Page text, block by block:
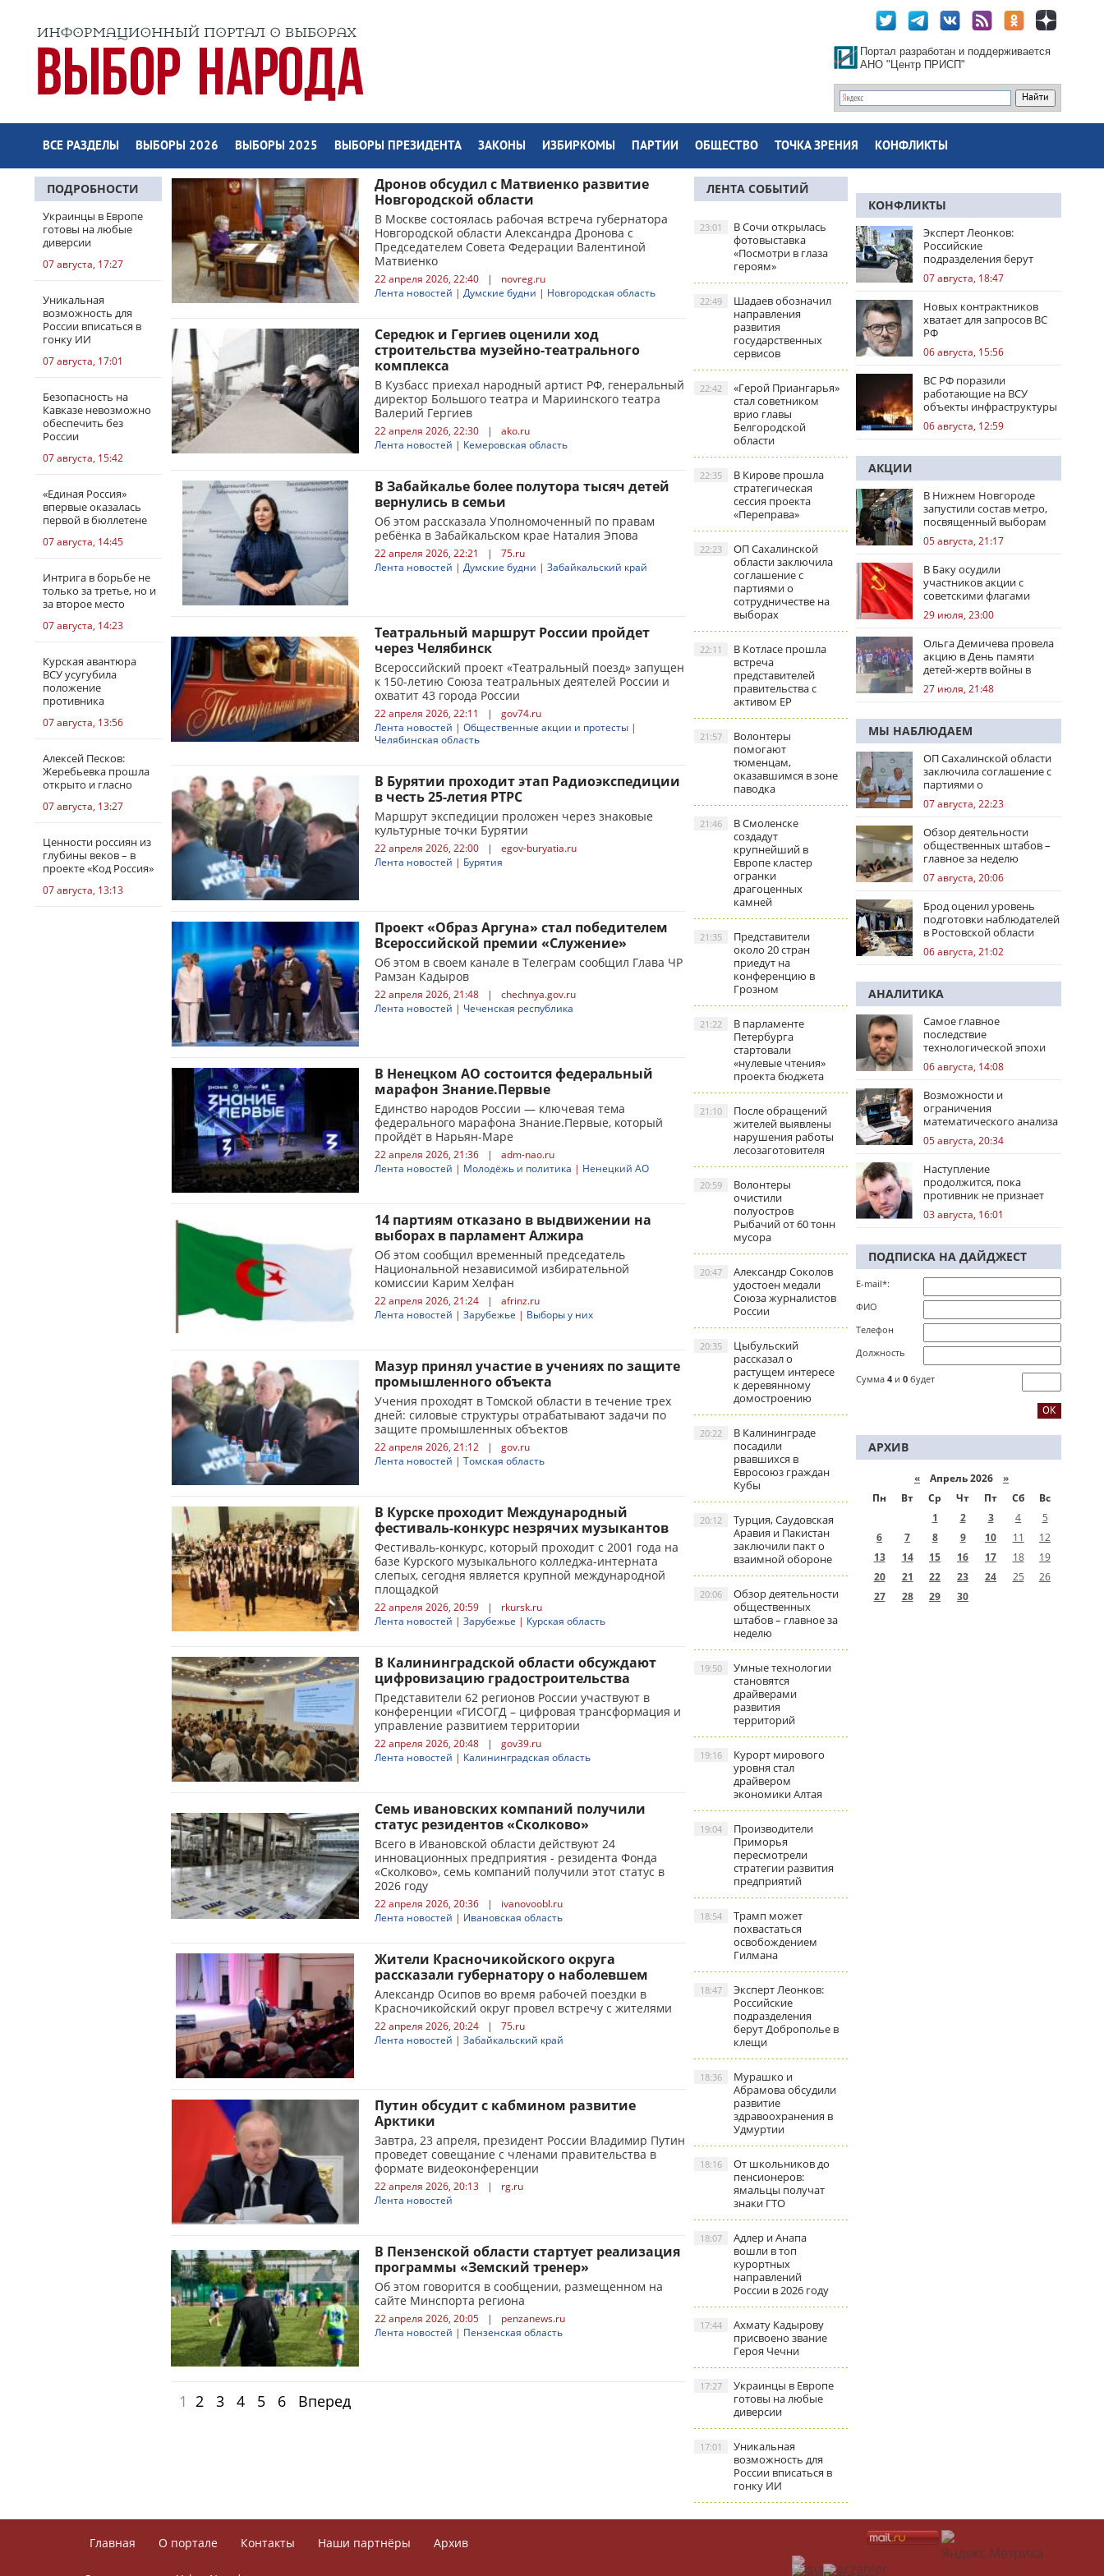
Портал разработан и поддерживается
АНО "Центр ПРИСП"
ВСЕ РАЗДЕЛЫ ВЫБОРЫ 2026 ВЫБОРЫ 2025 ВЫБОРЫ ПРЕЗИДЕНТА ЗАКОНЫ ИЗБИРКОМЫ ПАРТИИ ОБЩЕСТВО ТОЧКА ЗРЕНИЯ КОНФЛИКТЫ
ПОДРОБНОСТИ
Украинцы в Европе
готовы на любые
диверсии
07 августа, 17:27
Уникальная
возможность для
России вписаться в
гонку ИИ
07 августа, 17:01
Безопасность на
Кавказе невозможно
обеспечить без
России
07 августа, 15:42
«Единая Россия»
впервые оказалась
первой в бюллетене
07 августа, 14:45
Интрига в борьбе не
только за третье, но и
за второе место
07 августа, 14:23
Курская авантюра
ВСУ усугубила
положение
противника
07 августа, 13:56
Алексей Песков:
Жеребьевка прошла
открыто и гласно
07 августа, 13:27
Ценности россиян из
глубины веков – в
проекте «Код Россия»
07 августа, 13:13
Дронов обсудил с Матвиенко развитие
Новгородской области
В Москве состоялась рабочая встреча губернатора
Новгородской области Александра Дронова с
Председателем Совета Федерации Валентиной
Матвиенко
22 апреля 2026, 22:40 |
novreg.ru
Лента новостей | Думские будни | Новгородская область
Середюк и Гергиев оценили ход
строительства музейно-театрального
комплекса
В Кузбасс приехал народный артист РФ, генеральный
директор Большого театра и Мариинского театра
Валерий Гергиев
22 апреля 2026, 22:30 |
ako.ru
Лента новостей | Кемеровская область
В Забайкалье более полутора тысяч детей
вернулись в семьи
Об этом рассказала Уполномоченный по правам
ребёнка в Забайкальском крае Наталия Эпова
22 апреля 2026, 22:21 |
75.ru
Лента новостей | Думские будни | Забайкальский край
Театральный маршрут России пройдет
через Челябинск
Всероссийский проект «Театральный поезд» запущен
к 150-летию Союза театральных деятелей России и
охватит 43 города России
22 апреля 2026, 22:11 |
gov74.ru
Лента новостей | Общественные акции и протесты |
Челябинская область
В Бурятии проходит этап Радиоэкспедиции
в честь 25-летия РТРС
Маршрут экспедиции проложен через знаковые
культурные точки Бурятии
22 апреля 2026, 22:00 |
egov-buryatia.ru
Лента новостей | Бурятия
Проект «Образ Аргуна» стал победителем
Всероссийской премии «Служение»
Об этом в своем канале в Телеграм сообщил Глава ЧР
Рамзан Кадыров
22 апреля 2026, 21:48 |
chechnya.gov.ru
Лента новостей | Чеченская республика
В Ненецком АО состоится федеральный
марафон Знание.Первые
Единство народов России — ключевая тема
федерального марафона Знание.Первые, который
пройдёт в Нарьян-Маре
22 апреля 2026, 21:36 |
adm-nao.ru
Лента новостей | Молодёжь и политика | Ненецкий АО
14 партиям отказано в выдвижении на
выборах в парламент Алжира
Об этом сообщил временный председатель
Национальной независимой избирательной
комиссии Карим Хелфан
22 апреля 2026, 21:24 |
afrinz.ru
Лента новостей | Зарубежье | Выборы у них
Мазур принял участие в учениях по защите
промышленного объекта
Учения проходят в Томской области в течение трех
дней: силовые структуры отрабатывают задачи по
защите промышленных объектов
22 апреля 2026, 21:12 |
gov.ru
Лента новостей | Томская область
В Курске проходит Международный
фестиваль-конкурс незрячих музыкантов
Фестиваль-конкурс, который проходит с 2001 года на
базе Курского музыкального колледжа-интерната
слепых, сегодня является крупной международной
площадкой
22 апреля 2026, 20:59 |
rkursk.ru
Лента новостей | Зарубежье | Курская область
В Калининградской области обсуждают
цифровизацию градостроительства
Представители 62 регионов России участвуют в
конференции «ГИСОГД – цифровая трансформация и
управление развитием территории
22 апреля 2026, 20:48 |
gov39.ru
Лента новостей | Калининградская область
Семь ивановских компаний получили
статус резидентов «Сколково»
Всего в Ивановской области действуют 24
инновационных предприятия - резидента Фонда
«Сколково», семь компаний получили этот статус в
2026 году
22 апреля 2026, 20:36 |
ivanovoobl.ru
Лента новостей | Ивановская область
Жители Красночикойского округа
рассказали губернатору о наболевшем
Александр Осипов во время рабочей поездки в
Красночикойский округ провел встречу с жителями
22 апреля 2026, 20:24 |
75.ru
Лента новостей | Забайкальский край
Путин обсудит с кабмином развитие
Арктики
Завтра, 23 апреля, президент России Владимир Путин
проведет совещание с членами правительства в
формате видеоконференции
22 апреля 2026, 20:13 |
rg.ru
Лента новостей
В Пензенской области стартует реализация
программы «Земский тренер»
Об этом говорится в сообщении, размещенном на
сайте Минспорта региона
22 апреля 2026, 20:05 |
penzanews.ru
Лента новостей | Пензенская область
1 2 3 4 5 6 Вперед
ЛЕНТА СОБЫТИЙ
В Сочи открылась
фотовыставка
«Посмотри в глаза
героям»
23:01
Шадаев обозначил
направления
развития
государственных
сервисов
22:49
«Герой Приангарья»
стал советником
врио главы
Белгородской
области
22:42
В Кирове прошла
стратегическая
сессия проекта
«Переправа»
22:35
ОП Сахалинской
области заключила
соглашение с
партиями о
сотрудничестве на
выборах
22:23
В Котласе прошла
встреча
представителей
правительства с
активом ЕР
22:11
Волонтеры
помогают
тюменцам,
оказавшимся в зоне
паводка
21:57
В Смоленске
создадут
крупнейший в
Европе кластер
огранки
драгоценных
камней
21:46
Представители
около 20 стран
приедут на
конференцию в
Грозном
21:35
В парламенте
Петербурга
стартовали
«нулевые чтения»
проекта бюджета
21:22
После обращений
жителей выявлены
нарушения работы
лесозаготовителя
21:10
Волонтеры
очистили
полуостров
Рыбачий от 60 тонн
мусора
20:59
Александр Соколов
удостоен медали
Союза журналистов
России
20:47
Цыбульский
рассказал о
растущем интересе
к деревянному
домостроению
20:35
В Калининграде
посадили
рвавшихся в
Евросоюз граждан
Кубы
20:22
Турция, Саудовская
Аравия и Пакистан
заключили пакт о
взаимной обороне
20:12
Обзор деятельности
общественных
штабов – главное за
неделю
20:06
Умные технологии
становятся
драйверами
развития
территорий
19:50
Курорт мирового
уровня стал
драйвером
экономики Алтая
19:16
Производители
Приморья
пересмотрели
стратегии развития
предприятий
19:04
Трамп может
похвастаться
освобождением
Гилмана
18:54
Эксперт Леонков:
Российские
подразделения
берут Доброполье в
клещи
18:47
Мурашко и
Абрамова обсудили
развитие
здравоохранения в
Удмуртии
18:36
От школьников до
пенсионеров:
ямальцы получат
знаки ГТО
18:16
Адлер и Анапа
вошли в топ
курортных
направлений
России в 2026 году
18:07
Ахмату Кадырову
присвоено звание
Героя Чечни
17:44
Украинцы в Европе
готовы на любые
диверсии
17:27
Уникальная
возможность для
России вписаться в
гонку ИИ
17:01
КОНФЛИКТЫ
Эксперт Леонков:
Российские
подразделения берут
Доброполье в клещи
07 августа, 18:47
Новых контрактников
хватает для запросов ВС
РФ
06 августа, 15:56
ВС РФ поразили
работающие на ВСУ
объекты инфраструктуры
и центры логистики
06 августа, 12:59
АКЦИИ
В Нижнем Новгороде
запустили состав метро,
посвященный выборам
05 августа, 21:17
В Баку осудили
участников акции с
советскими флагами
29 июля, 23:00
Ольга Демичева провела
акцию в День памяти
детей-жертв войны в
Донбассе
27 июля, 21:48
МЫ НАБЛЮДАЕМ
ОП Сахалинской области
заключила соглашение с
партиями о
сотрудничестве на
выборах
07 августа, 22:23
Обзор деятельности
общественных штабов –
главное за неделю
07 августа, 20:06
Брод оценил уровень
подготовки наблюдателей
в Ростовской области
06 августа, 21:02
АНАЛИТИКА
Самое главное
последствие
технологической эпохи
06 августа, 14:08
Возможности и
ограничения
математического анализа
избирательных кампаний
05 августа, 20:34
Наступление
продолжится, пока
противник не признает
стратегическое
поражение
03 августа, 16:01
ПОДПИСКА НА ДАЙДЖЕСТ
E-mail*:
ФИО
Телефон
Должность
Сумма 4 и 0 будет
АРХИВ
« Апрель 2026 »
Пн
Вт Ср Чт Пт Сб
Вс
1
2 3 4
5
6
7 8 9 10 11
12
13
14 15 16 17 18
19
20
21 22 23 24 25
26
27
28 29 30
Главная О портале Контакты Наши партнёры Архив